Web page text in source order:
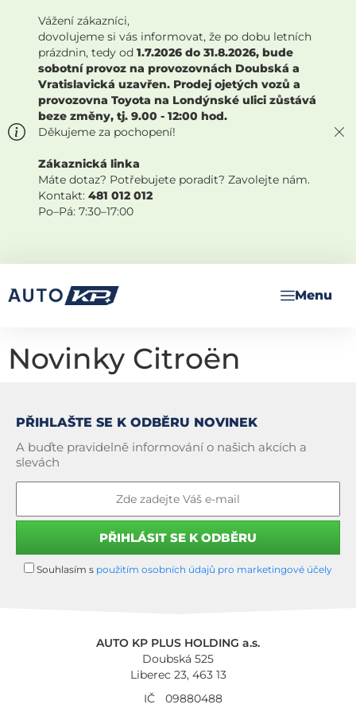
Vážení zákazníci,
dovolujeme si vás informovat, že po dobu letních
prázdnin, tedy od 1.7.2026 do 31.8.2026, bude
sobotní provoz na provozovnách Doubská a
Vratislavická uzavřen. Prodej ojetých vozů a
provozovna Toyota na Londýnské ulici zůstává
beze změny, tj. 9.00 - 12:00 hod.
Děkujeme za pochopení!
Zákaznická linka
Máte dotaz? Potřebujete poradit? Zavolejte nám.
Kontakt: 481 012 012
Po–Pá: 7:30–17:00
Novinky Citroën
PŘIHLAŠTE SE K ODBĚRU NOVINEK
A buďte pravidelně informování o našich akcích a
slevách
Souhlasím s použitím osobních údajů pro marketingové účely
AUTO KP PLUS HOLDING a.s.
Doubská 525
Liberec 23, 463 13
IČ
09880488